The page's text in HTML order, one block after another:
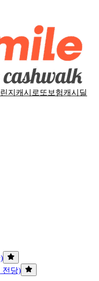
지 캐시로또 보험캐시딜
전당)